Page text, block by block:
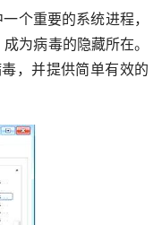
个重要的系统进程，
为病毒的隐藏所在。
，并提供简单有效的